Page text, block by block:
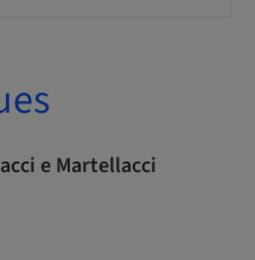
e Martellacci